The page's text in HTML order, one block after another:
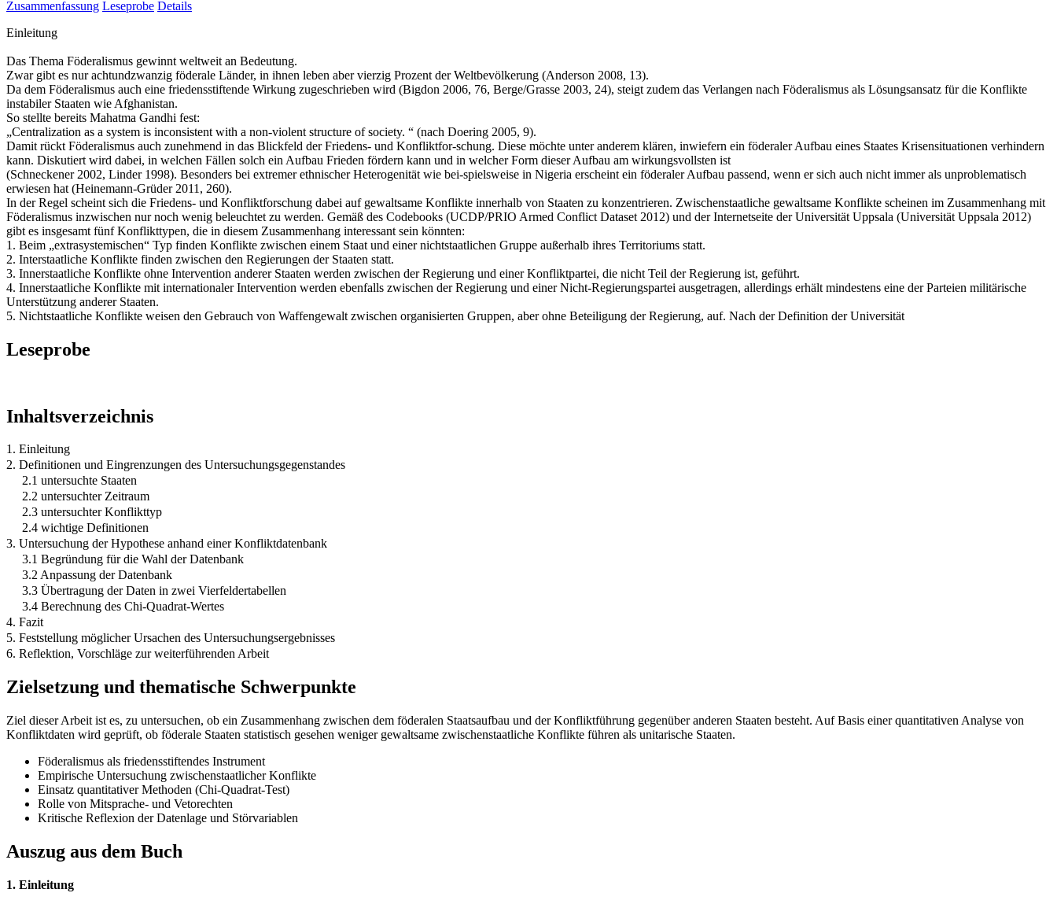
Zusammenfassung Leseprobe Details
Einleitung
Das Thema Föderalismus gewinnt weltweit an Bedeutung.
Zwar gibt es nur achtundzwanzig föderale Länder, in ihnen leben aber vierzig Prozent der Weltbevölkerung (Anderson 2008, 13).
Da dem Föderalismus auch eine friedensstiftende Wirkung zugeschrieben wird (Bigdon 2006, 76, Berge/Grasse 2003, 24), steigt zudem das Verlangen nach Föderalismus als Lösungsansatz für die Konflikte
instabiler Staaten wie Afghanistan.
So stellte bereits Mahatma Gandhi fest:
„Centralization as a system is inconsistent with a non-violent structure of society. “ (nach Doering 2005, 9).
Damit rückt Föderalismus auch zunehmend in das Blickfeld der Friedens- und Konfliktfor-schung. Diese möchte unter anderem klären, inwiefern ein föderaler Aufbau eines Staates Krisensituationen verhindern
kann. Diskutiert wird dabei, in welchen Fällen solch ein Aufbau Frieden fördern kann und in welcher Form dieser Aufbau am wirkungsvollsten ist
(Schneckener 2002, Linder 1998). Besonders bei extremer ethnischer Heterogenität wie bei-spielsweise in Nigeria erscheint ein föderaler Aufbau passend, wenn er sich auch nicht immer als unproblematisch
erwiesen hat (Heinemann-Grüder 2011, 260).
In der Regel scheint sich die Friedens- und Konfliktforschung dabei auf gewaltsame Konflikte innerhalb von Staaten zu konzentrieren. Zwischenstaatliche gewaltsame Konflikte scheinen im Zusammenhang mit
Föderalismus inzwischen nur noch wenig beleuchtet zu werden. Gemäß des Codebooks (UCDP/PRIO Armed Conflict Dataset 2012) und der Internetseite der Universität Uppsala (Universität Uppsala 2012)
gibt es insgesamt fünf Konflikttypen, die in diesem Zusammenhang interessant sein könnten:
1. Beim „extrasystemischen“ Typ finden Konflikte zwischen einem Staat und einer nichtstaatlichen Gruppe außerhalb ihres Territoriums statt.
2. Interstaatliche Konflikte finden zwischen den Regierungen der Staaten statt.
3. Innerstaatliche Konflikte ohne Intervention anderer Staaten werden zwischen der Regierung und einer Konfliktpartei, die nicht Teil der Regierung ist, geführt.
4. Innerstaatliche Konflikte mit internationaler Intervention werden ebenfalls zwischen der Regierung und einer Nicht-Regierungspartei ausgetragen, allerdings erhält mindestens eine der Parteien militärische
Unterstützung anderer Staaten.
5. Nichtstaatliche Konflikte weisen den Gebrauch von Waffengewalt zwischen organisierten Gruppen, aber ohne Beteiligung der Regierung, auf. Nach der Definition der Universität
Leseprobe
Inhaltsverzeichnis
1. Einleitung
2. Definitionen und Eingrenzungen des Untersuchungsgegenstandes
2.1 untersuchte Staaten
2.2 untersuchter Zeitraum
2.3 untersuchter Konflikttyp
2.4 wichtige Definitionen
3. Untersuchung der Hypothese anhand einer Konfliktdatenbank
3.1 Begründung für die Wahl der Datenbank
3.2 Anpassung der Datenbank
3.3 Übertragung der Daten in zwei Vierfeldertabellen
3.4 Berechnung des Chi-Quadrat-Wertes
4. Fazit
5. Feststellung möglicher Ursachen des Untersuchungsergebnisses
6. Reflektion, Vorschläge zur weiterführenden Arbeit
Zielsetzung und thematische Schwerpunkte
Ziel dieser Arbeit ist es, zu untersuchen, ob ein Zusammenhang zwischen dem föderalen Staatsaufbau und der Konfliktführung gegenüber anderen Staaten besteht. Auf Basis einer quantitativen Analyse von
Konfliktdaten wird geprüft, ob föderale Staaten statistisch gesehen weniger gewaltsame zwischenstaatliche Konflikte führen als unitarische Staaten.
Föderalismus als friedensstiftendes Instrument
Empirische Untersuchung zwischenstaatlicher Konflikte
Einsatz quantitativer Methoden (Chi-Quadrat-Test)
Rolle von Mitsprache- und Vetorechten
Kritische Reflexion der Datenlage und Störvariablen
Auszug aus dem Buch
1. Einleitung